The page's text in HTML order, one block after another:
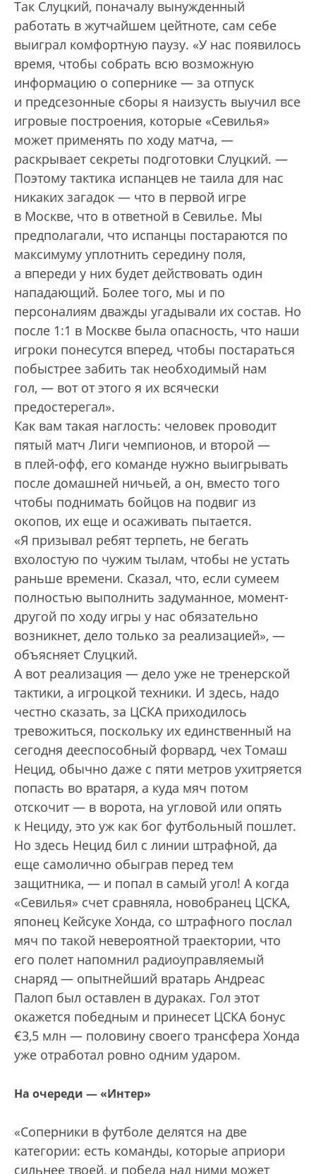
Так Слуцкий, поначалу вынужденный
работать в жутчайшем цейтноте, сам себе
выиграл комфортную паузу. «У нас появилось
время, чтобы собрать всю возможную
информацию о сопернике — за отпуск
и предсезонные сборы я наизусть выучил все
игровые построения, которые «Севилья»
может применять по ходу матча, —
раскрывает секреты подготовки Слуцкий. —
Поэтому тактика испанцев не таила для нас
никаких загадок — что в первой игре
в Москве, что в ответной в Севилье. Мы
предполагали, что испанцы постараются по
максимуму уплотнить середину поля,
а впереди у них будет действовать один
нападающий. Более того, мы и по
персоналиям дважды угадывали их состав. Но
после 1:1 в Москве была опасность, что наши
игроки понесутся вперед, чтобы постараться
побыстрее забить так необходимый нам
гол, — вот от этого я их всячески
предостерегал».
Как вам такая наглость: человек проводит
пятый матч Лиги чемпионов, и второй —
в плей-офф, его команде нужно выигрывать
после домашней ничьей, а он, вместо того
чтобы поднимать бойцов на подвиг из
окопов, их еще и осаживать пытается.
«Я призывал ребят терпеть, не бегать
вхолостую по чужим тылам, чтобы не устать
раньше времени. Сказал, что, если сумеем
полностью выполнить задуманное, момент-
другой по ходу игры у нас обязательно
возникнет, дело только за реализацией», —
объясняет Слуцкий.
А вот реализация — дело уже не тренерской
тактики, а игроцкой техники. И здесь, надо
честно сказать, за ЦСКА приходилось
тревожиться, поскольку их единственный на
сегодня дееспособный форвард, чех Томаш
Нецид, обычно даже с пяти метров ухитряется
попасть во вратаря, а куда мяч потом
отскочит — в ворота, на угловой или опять
к Нециду, это уж как бог футбольный пошлет.
Но здесь Нецид бил с линии штрафной, да
еще самолично обыграв перед тем
защитника, — и попал в самый угол! А когда
«Севилья» счет сравняла, новобранец ЦСКА,
японец Кейсуке Хонда, со штрафного послал
мяч по такой невероятной траектории, что
его полет напомнил радиоуправляемый
снаряд — опытнейший вратарь Андреас
Палоп был оставлен в дураках. Гол этот
окажется победным и принесет ЦСКА бонус
€3,5 млн — половину своего трансфера Хонда
уже отработал ровно одним ударом.
На очереди — «Интер»
«Соперники в футболе делятся на две
категории: есть команды, которые априори
сильнее твоей, и победа над ними может